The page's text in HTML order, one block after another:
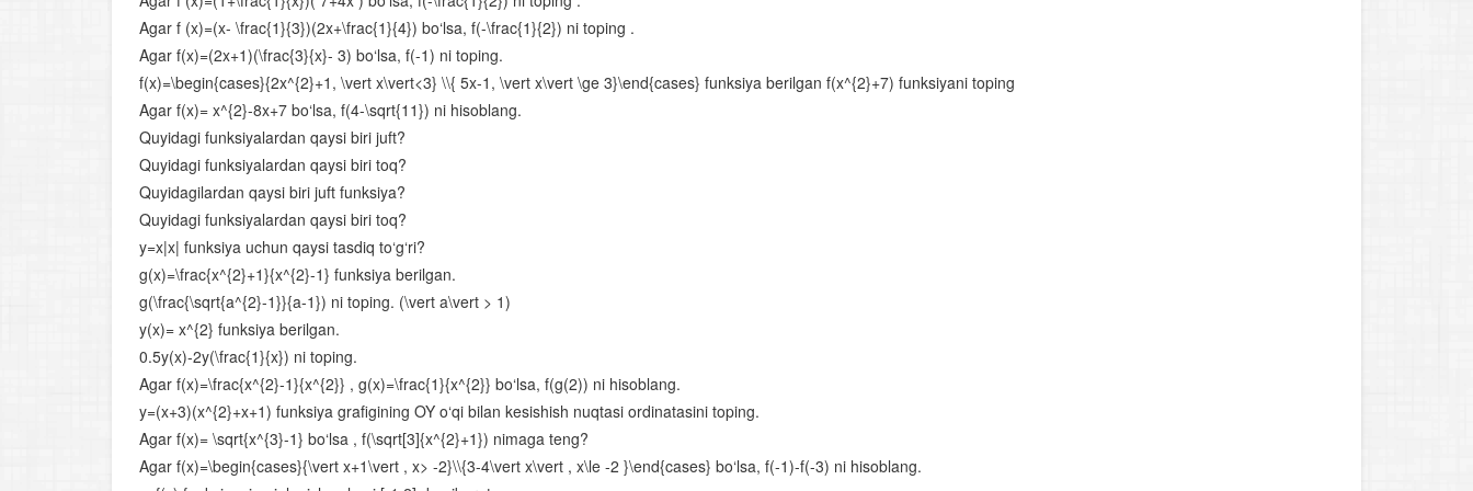
Oraliqlar usuli
Parametrli tengsizliklar
Irratsional tenglamalar va tengsizliklar
Aralash bo‘lim
Ko‘rsatkichli tenglamalar
Ko‘rsatkichli tengsizliklar
Logarifm
Agar f (x)=(x- \frac{1}{3})(2x+\frac{1}{4}) bo‘lsa, f(-\frac{1}{2}) ni toping .
Agar f(x)=(2x+1)(\frac{3}{x}- 3) bo‘lsa, f(-1) ni toping.
f(x)=\begin{cases}{2x^{2}+1, \vert x\vert<3} \\{ 5x-1, \vert x\vert \ge 3}\end{cases} funksiya berilgan f(x^{2}+7) funksiyani toping
Agar f(x)= x^{2}-8x+7 bo‘lsa, f(4-\sqrt{11}) ni hisoblang.
Quyidagi funksiyalardan qaysi biri juft?
Quyidagi funksiyalardan qaysi biri toq?
Quyidagilardan qaysi biri juft funksiya?
Quyidagi funksiyalardan qaysi biri toq?
y=x|x| funksiya uchun qaysi tasdiq to‘g‘ri?
g(x)=\frac{x^{2}+1}{x^{2}-1} funksiya berilgan.
g(\frac{\sqrt{a^{2}-1}}{a-1}) ni toping. (\vert a\vert > 1)
y(x)= x^{2} funksiya berilgan.
0.5y(x)-2y(\frac{1}{x}) ni toping.
Agar f(x)=\frac{x^{2}-1}{x^{2}} , g(x)=\frac{1}{x^{2}} bo‘lsa, f(g(2)) ni hisoblang.
y=(x+3)(x^{2}+x+1) funksiya grafigining OY o‘qi bilan kesishish nuqtasi ordinatasini toping.
Agar f(x)= \sqrt{x^{3}-1} bo‘lsa , f(\sqrt[3]{x^{2}+1}) nimaga teng?
Agar f(x)=\begin{cases}{\vert x+1\vert , x> -2}\\{3-4\vert x\vert , x\le -2 }\end{cases} bo‘lsa, f(-1)-f(-3) ni hisoblang.